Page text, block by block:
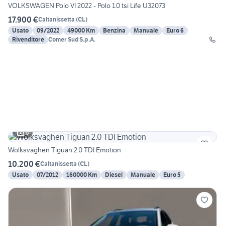
VOLKSWAGEN Polo VI 2022 - Polo 1.0 tsi Life U32073
17.900 €Caltanissetta (CL)
Usato
09/2022 49000 Km Benzina Manuale
Euro 6
Rivenditore Comer Sud S.p.A.
6
Wolksvaghen Tiguan 2.0 TDI Emotion
10.200 €Caltanissetta (CL)
Usato
07/2012 160000 Km Diesel Manuale Euro 5